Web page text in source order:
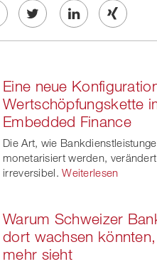
Twe
on
twitt
er
Share
linkedin
Share
Xing
Eine neue
Wertschöpfungskette
Embedded Finance
Die Art, wie
monetarisiert werden,
irreversibel. Weiterlesen
Warum Schweizer
dort wachsen
mehr sieht